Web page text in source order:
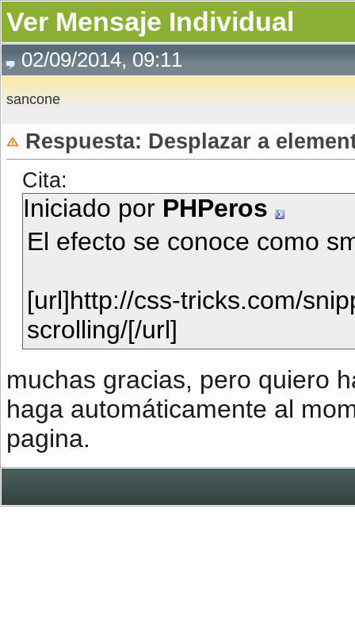
Ver Mensaje Individual
02/09/2014, 09:11
sancone
Respuesta: Desplazar a
Cita:
Iniciado por PHPeros
El efecto se conoce como
[url]http://css-tricks.com/
scrolling/[/url]
muchas gracias, pero quiero
haga automáticamente al
pagina.